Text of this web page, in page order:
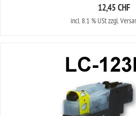
12,45 CHF
incl. 8.1 % USt zzgl.